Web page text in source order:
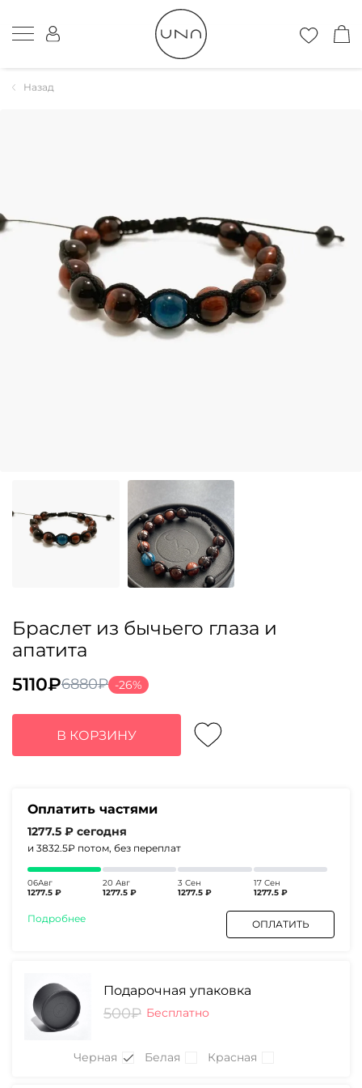
Назад
Браслет из бычьего глаза и
апатита
6880₽
Первоначальная
цена
составляла
6880₽.
5110₽
Текущая
цена:
5110₽.
-26%
В КОРЗИНУ
Оплатить частями
1277.5 ₽ сегодня
и 3832.5₽ потом, без переплат
06Авг
1277.5 ₽
20 Авг
1277.5 ₽
3 Сен
1277.5 ₽
17 Сен
1277.5 ₽
Подробнее ОПЛАТИТЬ
Подарочная упаковка
500₽ Бесплатно
Черная Белая Красная